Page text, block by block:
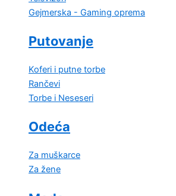
Gejmerska - Gaming oprema
Putovanje
Koferi i putne torbe
Rančevi
Torbe i Neseseri
Odeća
Za muškarce
Za žene